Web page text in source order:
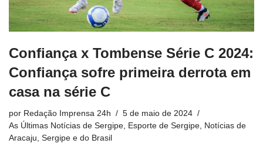
Confiança x Tombense Série C 2024:
Confiança sofre primeira derrota em
casa na série C
por Redação Imprensa 24h
5 de maio de 2024
As Últimas Notícias de Sergipe, Esporte de Sergipe, Notícias de
Aracaju, Sergipe e do Brasil